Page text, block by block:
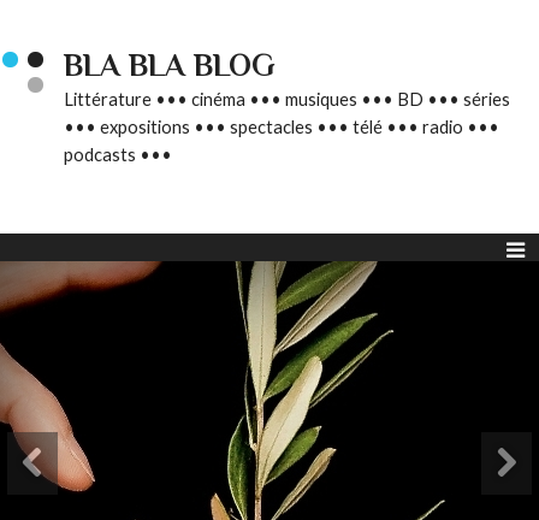
BLA BLA BLOG
Littérature ••• cinéma ••• musiques ••• BD ••• séries
••• expositions ••• spectacles ••• télé ••• radio •••
podcasts •••